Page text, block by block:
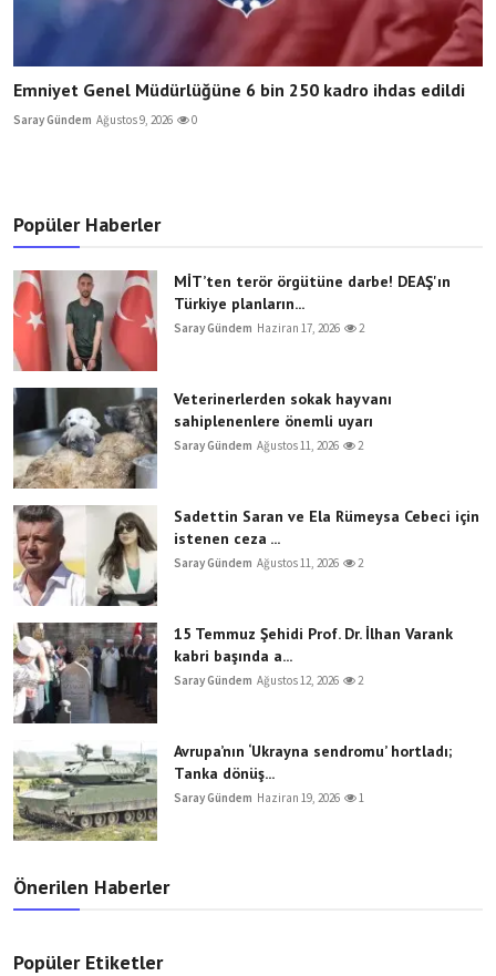
Emniyet Genel Müdürlüğüne 6 bin 250 kadro ihdas edildi
Saray Gündem Ağustos 9, 2026 0
Popüler Haberler
MİT’ten terör örgütüne darbe! DEAŞ'ın
Türkiye planların...
Saray Gündem Haziran 17, 2026 2
Veterinerlerden sokak hayvanı
sahiplenenlere önemli uyarı
Saray Gündem Ağustos 11, 2026 2
Sadettin Saran ve Ela Rümeysa Cebeci için
istenen ceza ...
Saray Gündem Ağustos 11, 2026 2
15 Temmuz Şehidi Prof. Dr. İlhan Varank
kabri başında a...
Saray Gündem Ağustos 12, 2026 2
Avrupa’nın ‘Ukrayna sendromu’ hortladı;
Tanka dönüş...
Saray Gündem Haziran 19, 2026 1
Önerilen Haberler
Popüler Etiketler